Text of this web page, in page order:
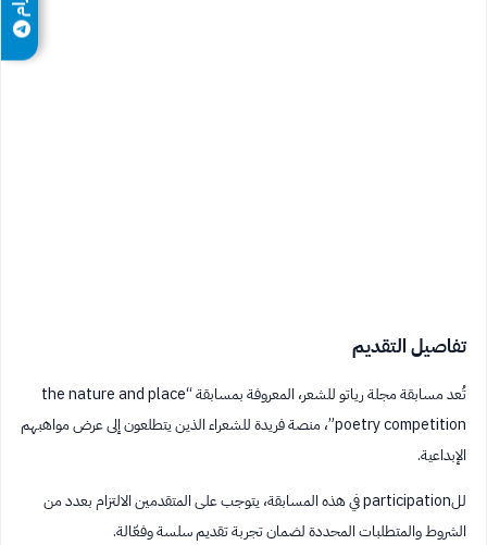
تفاصيل التقديم
تُعد مسابقة مجلة رياتو للشعر، المعروفة بمسابقة “the nature and place
poetry competition”، منصة فريدة للشعراء الذين يتطلعون إلى عرض مواهبهم
الإبداعية.
للparticipation في هذه المسابقة، يتوجب على المتقدمين الالتزام بعدد من
الشروط والمتطلبات المحددة لضمان تجربة تقديم سلسة وفعّالة.